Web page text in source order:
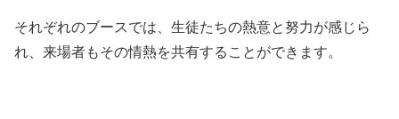
それぞれのブースでは、生徒たちの熱意と努力が感じら
れ、来場者もその情熱を共有することができます。